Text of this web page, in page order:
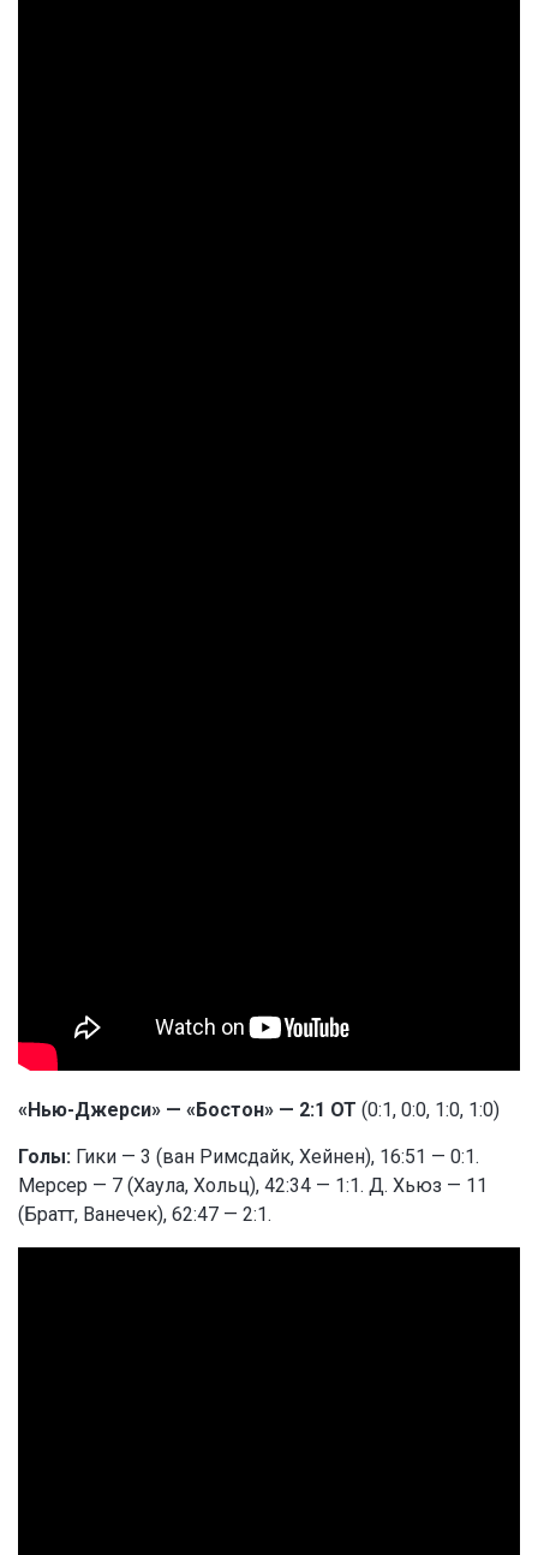
«Нью-Джерси» — «Бостон» — 2:1 ОТ (0:1, 0:0, 1:0, 1:0)
Голы: Гики — 3 (ван Римсдайк, Хейнен), 16:51 — 0:1.
Мерсер — 7 (Хаула, Хольц), 42:34 — 1:1. Д. Хьюз — 11
(Братт, Ванечек), 62:47 — 2:1.